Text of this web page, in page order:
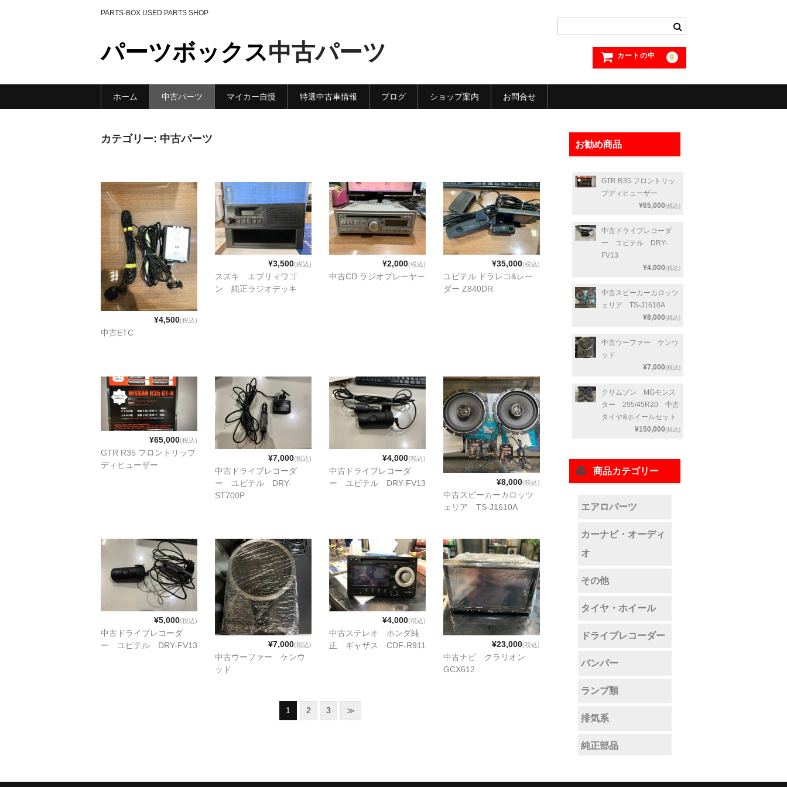
PARTS-BOX USED PARTS SHOP
パーツボックス中古パーツ カートの中 0
ホーム 中古パーツ マイカー自慢 特選中古車情報 ブログ ショップ案内 お問合せ
カテゴリー: 中古パーツ
¥4,500(税込)
中古ETC
¥3,500(税込)
スズキ エブリィワゴ
ン 純正ラジオデッキ
¥2,000(税込)
中古CD ラジオプレーヤー
¥35,000(税込)
ユピテル ドラレコ&レー
ダー Z840DR
¥65,000(税込)
GTR R35 フロントリップ
ディヒューザー
¥7,000(税込)
中古ドライブレコーダ
ー ユピテル DRY-
ST700P
¥4,000(税込)
中古ドライブレコーダ
ー ユピテル DRY-FV13
¥8,000(税込)
中古スピーカーカロッツ
ェリア TS-J1610A
¥5,000(税込)
中古ドライブレコーダ
ー ユピテル DRY-FV13
¥7,000(税込)
中古ウーファー ケンウ
ッド
¥4,000(税込)
中古ステレオ ホンダ純
正 ギャザス CDF-R911
¥23,000(税込)
中古ナビ クラリオン
GCX612
1 2 3 ≫
お勧め商品
GTR R35 フロントリッ
プディヒューザー
¥65,000(税込)
中古ドライブレコーダ
ー ユピテル DRY-
FV13
¥4,000(税込)
中古スピーカーカロッツ
ェリア TS-J1610A
¥8,000(税込)
中古ウーファー ケンウ
ッド
¥7,000(税込)
クリムゾン MGモンス
ター 295/45R20 中古
タイヤ&ホイールセット
¥150,000(税込)
商品カテゴリー
エアロパーツ
カーナビ・オーディ
オ
その他
タイヤ・ホイール
ドライブレコーダー
バンパー
ランプ類
排気系
純正部品